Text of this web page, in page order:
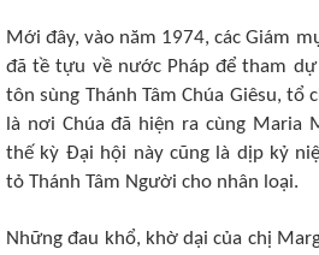
Mới đây, vào năm 1974, các Giám
đã tề tựu về nước Pháp để tham
tôn sùng Thánh Tâm Chúa Giêsu, tổ
là nơi Chúa đã hiện ra cùng Maria
thế kỳ Ðại hội này cũng là dịp kỷ
tỏ Thánh Tâm Người cho nhân loại.
Những đau khổ, khờ dại của chị